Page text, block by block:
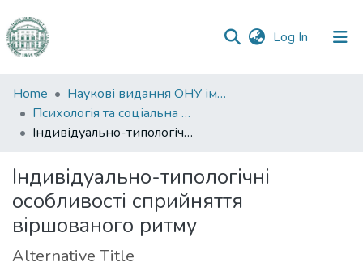
Log In (current)
Communities
&
Collections
Statistics
Home
Наукові видання ОНУ імені І. І. Мечникова
Психологія та соціальна робота
Індивідуально-типологічні особливості сприйняття віршованого ритму
Індивідуально-типологічні
особливості сприйняття
віршованого ритму
Alternative Title